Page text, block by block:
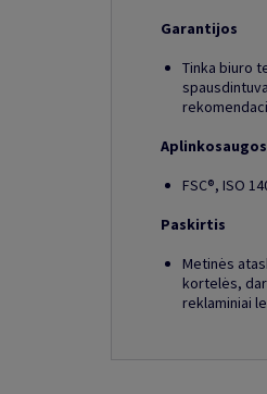
Garantijos
Tinka biuro
FSC®, ISO
Paskirtis
Metinės
kortelės,
reklaminiai